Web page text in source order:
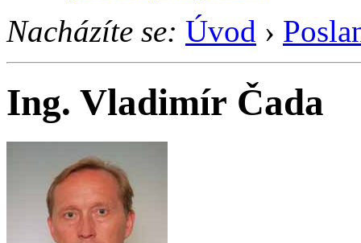
Nacházíte se: Úvod ›
Ing. Vladimír Čada